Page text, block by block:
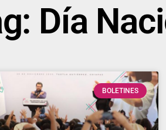
Día
BOLETINES